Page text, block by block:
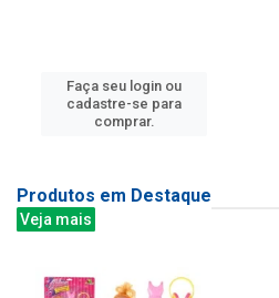
Faça seu login ou
cadastre-se para
comprar.
Produtos em Destaque
Veja mais